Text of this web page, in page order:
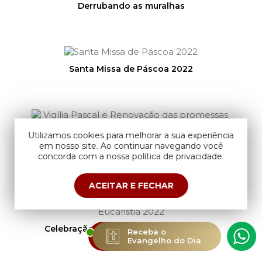
Utilizamos cookies para melhorar a sua experiência
em nosso site. Ao continuar navegando você
concorda com a nossa política de privacidade.
ACEITAR E FECHAR
Derrubando as muralhas
Santa Missa de Páscoa 2022
Vigília Pascal e Renovação das promessas
do Batismo 2022
Celebração do Lava pés e Instituição da
Eucaristia 2022
ESTAMOS
AO VIVO
Receba o
Evangelho do Dia